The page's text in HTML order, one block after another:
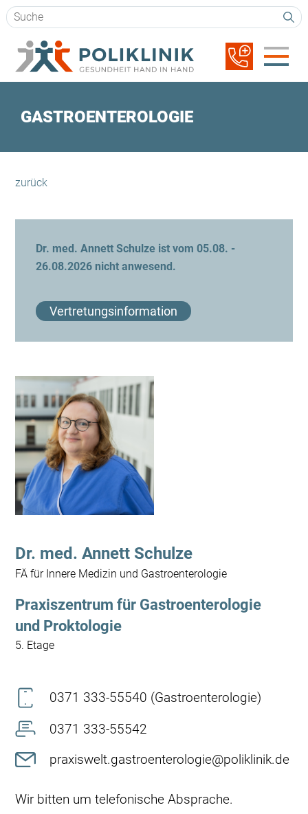
Suchbegriffe
Navigation
überspringen
GASTROENTEROLOGIE
zurück
Dr. med. Annett Schulze ist vom 05.08. -
26.08.2026 nicht anwesend.
Vertretungsinformation
Vertretung
Dr. med. Robert Henker
Dr.-Frieda-Freise-Straße 3, 09111 Chemnitz
0371 333-55540
Kontakt
×
Dr. med. Annett Schulze
FÄ für Innere Medizin und Gastroenterologie
Praxiszentrum für Gastroenterologie
und Proktologie
5. Etage
0371 333-55540 (Gastroenterologie)
0371 333-55542
praxiswelt.gastroenterologie@poliklinik.de
Wir bitten um telefonische Absprache.